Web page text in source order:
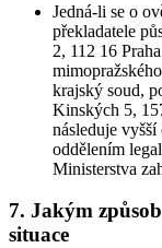
Jedná-li se o
překladatele
2, 112 16
krajský soud,
Kinských 5,
následuje
oddělením
Ministerstva
7. Jakým
situace